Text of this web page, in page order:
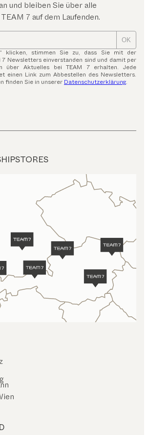
und bleiben Sie über alle
7 auf dem Laufenden.
OK
klicken, stimmen Sie zu, dass Sie mit der
7 Newsletters einverstanden sind und damit per
über Aktuelles bei TEAM 7 erhalten. Jede
einen Link zum Abbestellen des Newsletters.
finden Sie in unserer Datenschutzerklärung.